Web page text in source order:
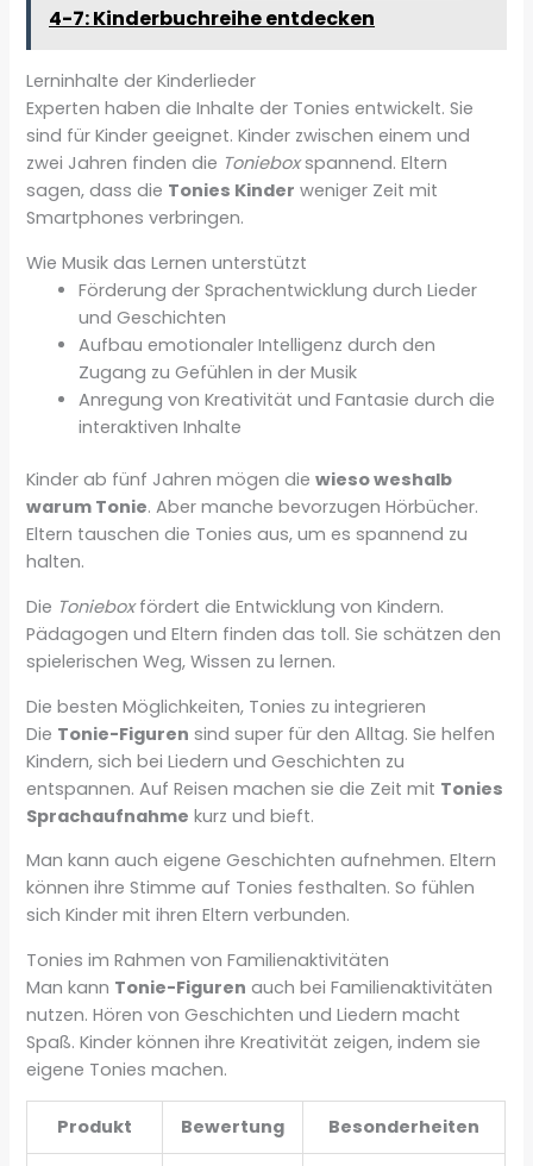
4-7: Kinderbuchreihe entdecken
Lerninhalte der Kinderlieder
Experten haben die Inhalte der Tonies entwickelt. Sie
sind für Kinder geeignet. Kinder zwischen einem und
zwei Jahren finden die Tonieboxspannend. Eltern
sagen, dass die Tonies Kinder weniger Zeit mit
Smartphones verbringen.
Wie Musik das Lernen unterstützt
Förderung der Sprachentwicklung durch Lieder
und Geschichten
Aufbau emotionaler Intelligenz durch den
Zugang zu Gefühlen in der Musik
Anregung von Kreativität und Fantasie durch die
interaktiven Inhalte
Kinder ab fünf Jahren mögen diewieso weshalb
warum Tonie. Aber manche bevorzugen Hörbücher.
Eltern tauschen die Tonies aus, um es spannend zu
halten.
Die Tonieboxfördert die Entwicklung von Kindern.
Pädagogen und Eltern finden das toll. Sie schätzen den
spielerischen Weg, Wissen zu lernen.
Die besten Möglichkeiten, Tonies zu integrieren
Die Tonie-Figuren sind super für den Alltag. Sie helfen
Kindern, sich bei Liedern und Geschichten zu
entspannen. Auf Reisen machen sie die Zeit mit Tonies
Sprachaufnahme kurz und bieft.
Man kann auch eigene Geschichten aufnehmen. Eltern
können ihre Stimme auf Tonies festhalten. So fühlen
sich Kinder mit ihren Eltern verbunden.
Tonies im Rahmen von Familienaktivitäten
Man kann Tonie-Figuren auch bei Familienaktivitäten
nutzen. Hören von Geschichten und Liedern macht
Spaß. Kinder können ihre Kreativität zeigen, indem sie
eigene Tonies machen.
Produkt Bewertung Besonderheiten